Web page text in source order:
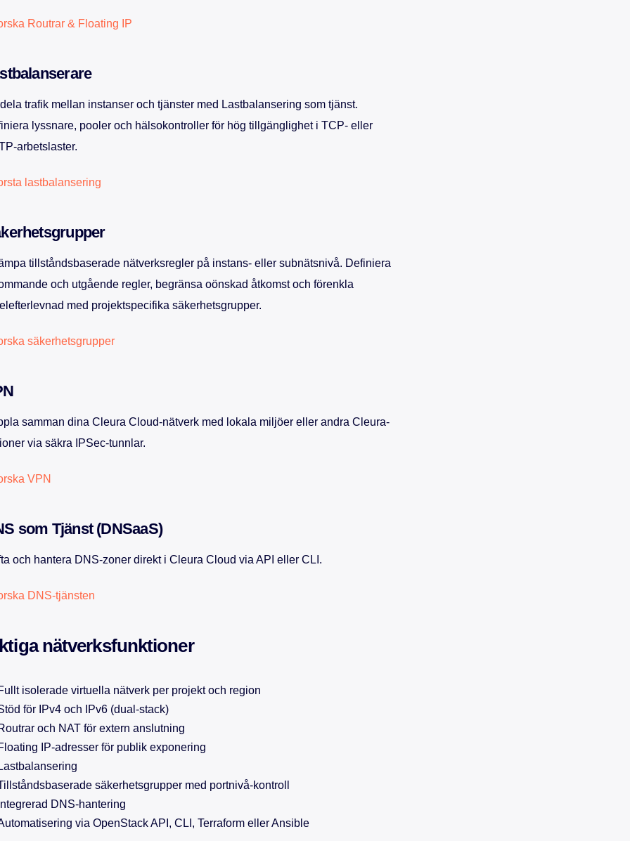
Routrar & Floating IP
trafik mellan instanser och tjänster med Lastbalansering som tjänst.
lyssnare, pooler och hälsokontroller för hög tillgänglighet i TCP- eller
arbetslaster.
lastbalansering
tillståndsbaserade nätverksregler på instans- eller subnätsnivå. Definiera
och utgående regler, begränsa oönskad åtkomst och förenkla
med projektspecifika säkerhetsgrupper.
säkerhetsgrupper
samman dina Cleura Cloud-nätverk med lokala miljöer eller andra Cleura-
via säkra IPSec-tunnlar.
VPN
som Tjänst (DNSaaS)
och hantera DNS-zoner direkt i Cleura Cloud via API eller CLI.
DNS-tjänsten
nätverksfunktioner
isolerade virtuella nätverk per projekt och region
för IPv4 och IPv6 (dual-stack)
och NAT för extern anslutning
IP-adresser för publik exponering
säkerhetsgrupper med portnivå-kontroll
DNS-hantering
via OpenStack API, CLI, Terraform eller Ansible